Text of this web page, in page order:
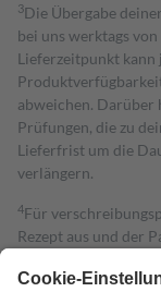
3Die Übergabe
bei uns werktags
Lieferzeitpunkt kann
abweichen. Darüber
Prüfungen, die zu
Lieferfrist um die
verlängern.
4Für
Rezept aus und der
Kosten dafür, der